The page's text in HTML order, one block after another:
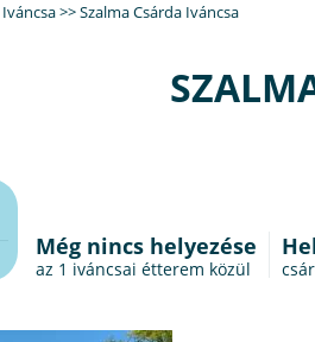
Iváncsa>>Szalma Csárda Iváncsa
Még nincs helyezése
az 1 iváncsai étterem közül